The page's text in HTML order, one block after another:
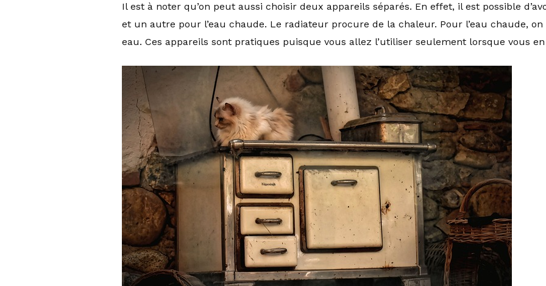
Il est à noter qu’on peut aussi choisir deux appareils séparés. En effet, il est possible
et un autre pour l’eau chaude. Le radiateur procure de la chaleur. Pour l’eau chaude,
eau. Ces appareils sont pratiques puisque vous allez l’utiliser seulement lorsque vous